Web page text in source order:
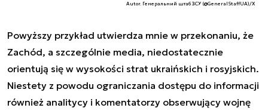
Autor. Генеральний штаб ЗСУ (@GeneralStaffUA)/X
Powyższy przykład utwierdza mnie w przekonaniu, że
Zachód, a szczególnie media, niedostatecznie
orientują się w wysokości strat ukraińskich i rosyjskich.
Niestety z powodu ograniczania dostępu do informacji
również analitycy i komentatorzy obserwujący wojnę